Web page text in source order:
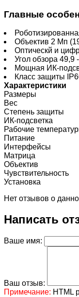
Главные
Объектив 2 Мп
Оптическй и
Угол обзора 49,9
Мощная ИК-
Класс защиты
Характеристики
Размеры
Вес
Степень защиты
ИК-подсветка
Рабочие
Питание
Интерфейсы
Матрица
Объектив
Чувствительность
Установка
Нет отзывов о
Написать
Ваше имя:
Ваш отзыв:
Примечание: HTML